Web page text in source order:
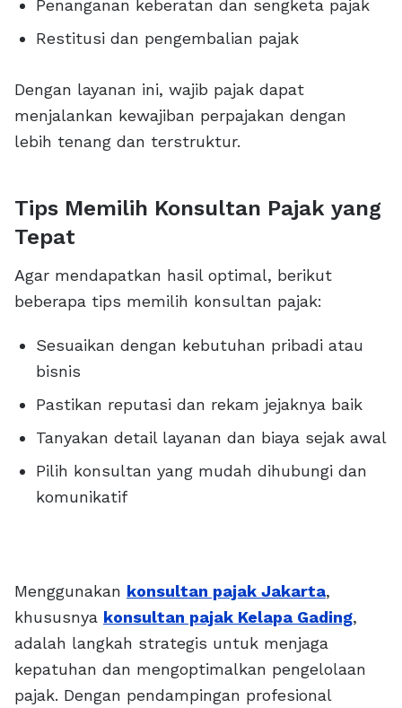
Penanganan keberatan dan sengketa pajak
Restitusi dan pengembalian pajak
Dengan layanan ini, wajib pajak dapat
menjalankan kewajiban perpajakan dengan
lebih tenang dan terstruktur.
Tips Memilih Konsultan Pajak yang
Tepat
Agar mendapatkan hasil optimal, berikut
beberapa tips memilih konsultan pajak:
Sesuaikan dengan kebutuhan pribadi atau
bisnis
Pastikan reputasi dan rekam jejaknya baik
Tanyakan detail layanan dan biaya sejak awal
Pilih konsultan yang mudah dihubungi dan
komunikatif
Menggunakan konsultan pajak Jakarta,
khususnya konsultan pajak Kelapa Gading,
adalah langkah strategis untuk menjaga
kepatuhan dan mengoptimalkan pengelolaan
pajak. Dengan pendampingan profesional